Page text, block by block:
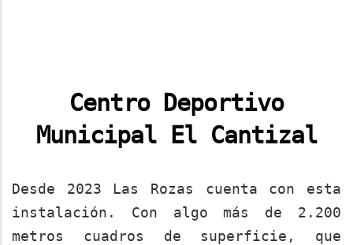
Centro Deportivo
Municipal El Cantizal
Desde 2023 Las Rozas cuenta con esta
instalación. Con algo más de 2.200
metros cuadros de superficie, que